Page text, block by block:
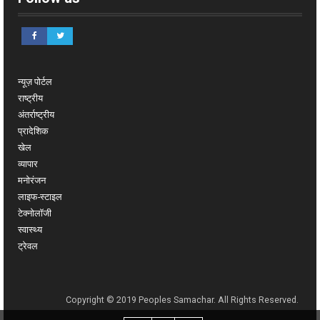
न्यूज़ पोर्टल
राष्ट्रीय
अंतर्राष्ट्रीय
प्रादेशिक
खेल
व्यापार
मनोरंजन
लाइफ-स्टाइल
टेक्नोलॉजी
स्वास्थ्य
ट्रेवल
Copyright © 2019 Peoples Samachar. All Rights Reserved.